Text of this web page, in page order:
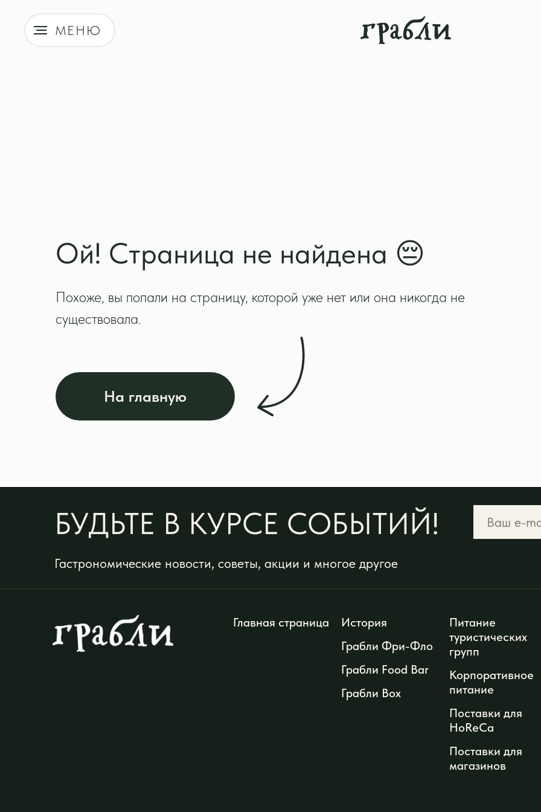
МЕНЮ
Ой! Страница не найдена 😔
Похоже, вы попали на страницу, которой уже нет или она никогда не
существовала.
На главную
Главная страница
История
Грабли Фри-Фло
Грабли Food Bar
Грабли Box
Питание
туристических
групп
Корпоративное
питание
Поставки для
HoReCa
Поставки для
магазинов